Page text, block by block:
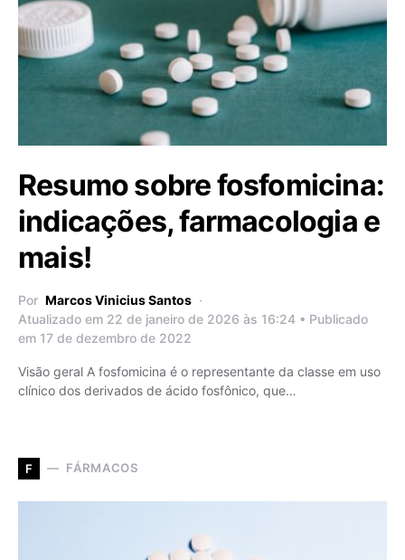
Resumo sobre fosfomicina:
indicações, farmacologia e
mais!
Por Marcos Vinicius Santos
Atualizado em 22 de janeiro de 2026 às 16:24 • Publicado
em 17 de dezembro de 2022
Visão geral A fosfomicina é o representante da classe em uso
clínico dos derivados de ácido fosfônico, que…
F FÁRMACOS